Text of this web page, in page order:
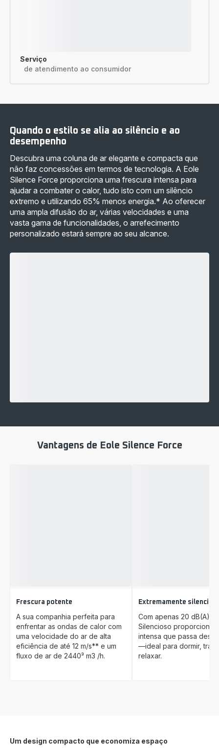
Serviço
de atendimento ao consumidor
Quando o estilo se alia ao silêncio e ao
desempenho
Descubra uma coluna de ar elegante e compacta que
não faz concessões em termos de tecnologia. A Eole
Silence Force proporciona uma frescura intensa para
ajudar a combater o calor, tudo isto com um silêncio
extremo e utilizando 65% menos energia.* Ao oferecer
uma ampla difusão do ar, várias velocidades e uma
vasta gama de funcionalidades, o arrefecimento
personalizado estará sempre ao seu alcance.
Vantagens de Eole Silence Force
Frescura potente
A sua companhia perfeita para
enfrentar as ondas de calor com
uma velocidade do ar de alta
eficiência de até 12 m/s** e um
fluxo de ar de 2440³ m3 /h.
Extremamente
Com apenas 20 dB(A),
Silencioso proporciona
intensa que passa
—ideal para dormir,
relaxar.
Um design compacto que economiza espaço